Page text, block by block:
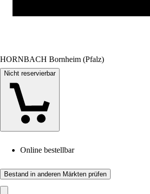
HORNBACH Bornheim (Pfalz)
Nicht reservierbar
Online bestellbar
Bestand in anderen Märkten prüfen